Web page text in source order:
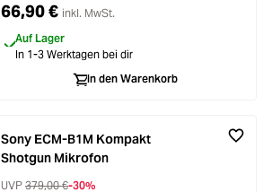
66,90 € inkl. MwSt.
Auf Lager
In 1-3 Werktagen bei dir
In den Warenkorb
Sony ECM-B1M Kompakt
Shotgun Mikrofon
UVP 379,00 €-30%